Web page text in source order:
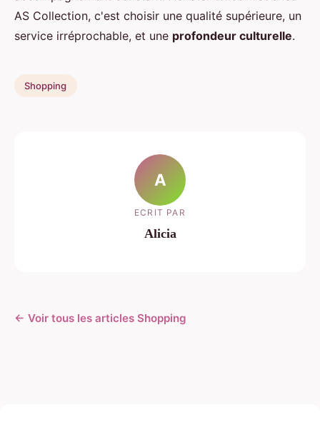
AS Collection, c'est choisir une qualité supérieure, un
service irréprochable, et une profondeur culturelle.
Shopping
A
ECRIT PAR
Alicia
← Voir tous les articles Shopping